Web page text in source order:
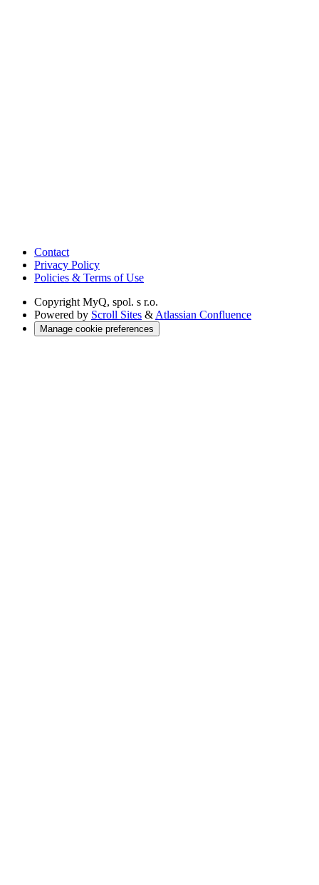
Contact
Privacy Policy
Policies & Terms of Use
Copyright MyQ, spol. s r.o.
Powered by Scroll Sites & Atlassian Confluence
Manage cookie preferences